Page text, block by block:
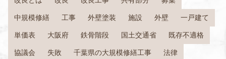
中規模修繕 工事 外壁塗装 施設 外壁 一戸建て
単価表 大阪府 鉄骨階段 国土交通省 既存不適格
協議会 失敗 千葉県の大規模修繕工事 法律